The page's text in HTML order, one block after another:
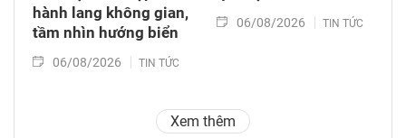
hành lang không gian,
tầm nhìn hướng biển
06/08/2026 TIN TỨC
06/08/2026 TIN TỨC
Xem thêm